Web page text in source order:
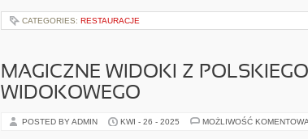
CATEGORIES: RESTAURACJE
MAGICZNE WIDOKI Z
WIDOKOWEGO
POSTED BY ADMIN KWI - 26 - 2025 MOŻLIWOŚĆ